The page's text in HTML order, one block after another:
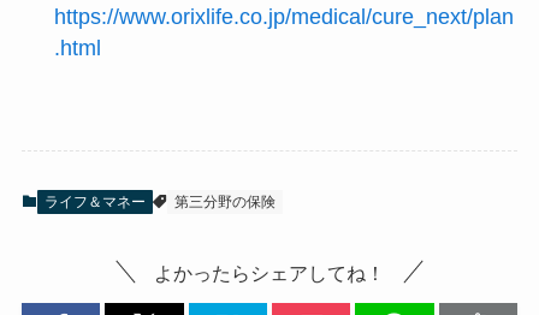
https://www.orixlife.co.jp/medical/cure_next/plan
.html
ライフ＆マネー 第三分野の保険
よかったらシェアしてね！